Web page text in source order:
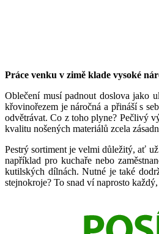
Práce venku v zimě klade vysoké
Oblečení musí padnout doslova jako
křovinořezem je náročná a přináší s
odvětrávat. Co z toho plyne? Pečlivý
kvalitu nošených materiálů zcela
Pestrý sortiment je velmi důležitý, ať
například pro kuchaře nebo
kutilských dílnách. Nutné je také
stejnokroje? To snad ví naprosto